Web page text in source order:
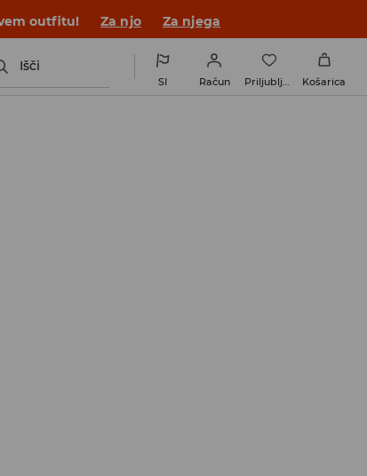
outfitu! Za njo Za njega
Išči
SI Račun Priljubljene Košarica